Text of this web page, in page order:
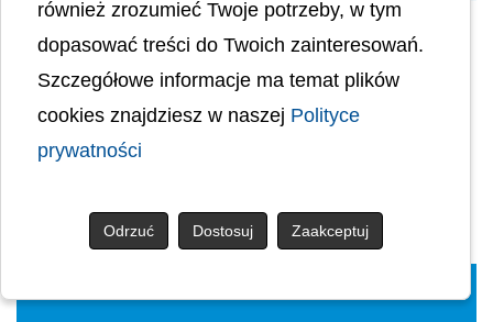
Konkurs na udzielanie świadczeń
zdrowotnych w zakresie neurologii i
wykonywnie obowiązków Z-cy Lekarza
kierującego Oddziałem Neurologii z
Pododdziałem Udarowym
Czytaj więcej...
również zrozumieć Twoje potrzeby, w tym
dopasować treści do Twoich zainteresowań.
Szczegółowe informacje ma temat plików
cookies znajdziesz w naszej Polityce
prywatności
Odrzuć Dostosuj Zaakceptuj